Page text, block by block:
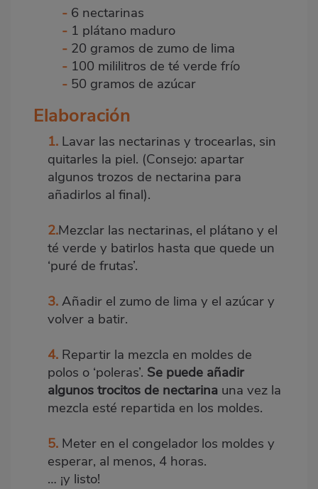
- 6 nectarinas
- 1 plátano maduro
- 20 gramos de zumo de lima
- 100 mililitros de té verde frío
- 50 gramos de azúcar
Elaboración
1. Lavar las nectarinas y trocearlas, sin
quitarles la piel. (Consejo: apartar
algunos trozos de nectarina para
añadirlos al final).
2.Mezclar las nectarinas, el plátano y el
té verde y batirlos hasta que quede un
‘puré de frutas’.
3.Añadir el zumo de lima y el azúcar y
volver a batir.
4. Repartir la mezcla en moldes de
polos o ‘poleras’. Se puede añadir
algunos trocitos de nectarina una vez la
mezcla esté repartida en los moldes.
5. Meter en el congelador los moldes y
esperar, al menos, 4 horas.
… ¡y listo!